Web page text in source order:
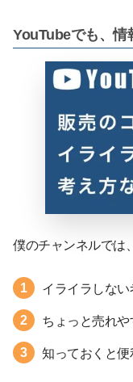
YouTubeでも、情
僕のチャンネルでは
イライラしない
ちょっと売れ
知っておくと便